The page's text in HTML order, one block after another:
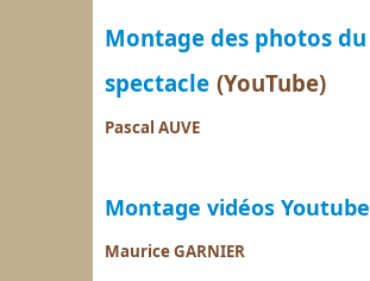
Montage des photos du
spectacle (YouTube)
Pascal AUVE
Montage vidéos Youtube
Maurice GARNIER